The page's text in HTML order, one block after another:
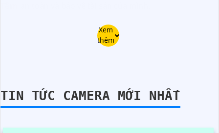
Xem
thêm
TIN TỨC CAMERA MỚI NHẤT